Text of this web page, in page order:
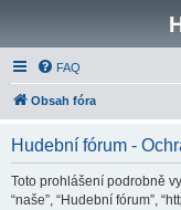
FAQ
Obsah fóra
Hudební fórum -
Toto prohlášení podrobně
“naše”, “Hudební fórum”,